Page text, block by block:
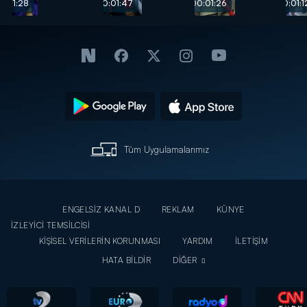
00:01:47 00:01:26
Tüm Uygulamalarımız
ENGELSİZ KANAL D REKLAM
KÜNYE
İZLEYİCİ TEMSİLCİSİ
KİŞİSEL VERİLERİN KORUNMASI
YARDIM
İLETİŞİM
HATA BİLDİR
DİĞER